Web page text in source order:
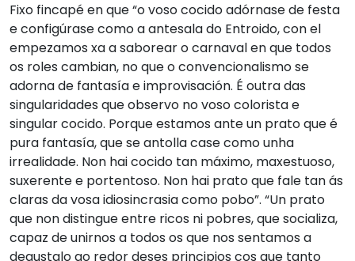
Fixo fincapé en que “o voso cocido adórnase de festa
e configúrase como a antesala do Entroido, con el
empezamos xa a saborear o carnaval en que todos
os roles cambian, no que o convencionalismo se
adorna de fantasía e improvisación. É outra das
singularidades que observo no voso colorista e
singular cocido. Porque estamos ante un prato que é
pura fantasía, que se antolla case como unha
irrealidade. Non hai cocido tan máximo, maxestuoso,
suxerente e portentoso. Non hai prato que fale tan ás
claras da vosa idiosincrasia como pobo”. “Un prato
que non distingue entre ricos ni pobres, que socializa,
capaz de unirnos a todos os que nos sentamos a
degustalo ao redor deses principios cos que tanto